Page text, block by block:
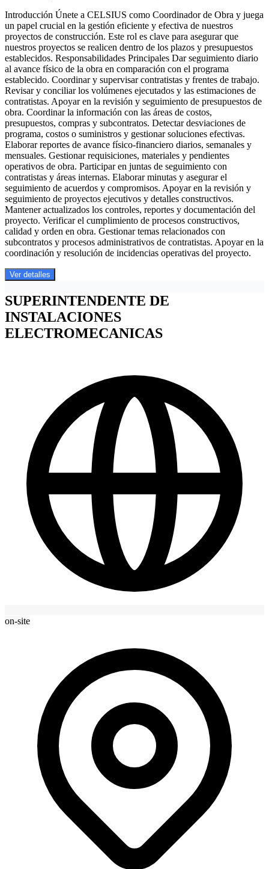
Introducción Únete a CELSIUS como Coordinador de Obra y juega
un papel crucial en la gestión eficiente y efectiva de nuestros
proyectos de construcción. Este rol es clave para asegurar que
nuestros proyectos se realicen dentro de los plazos y presupuestos
establecidos. Responsabilidades Principales Dar seguimiento diario
al avance físico de la obra en comparación con el programa
establecido. Coordinar y supervisar contratistas y frentes de trabajo.
Revisar y conciliar los volúmenes ejecutados y las estimaciones de
contratistas. Apoyar en la revisión y seguimiento de presupuestos de
obra. Coordinar la información con las áreas de costos,
presupuestos, compras y subcontratos. Detectar desviaciones de
programa, costos o suministros y gestionar soluciones efectivas.
Elaborar reportes de avance físico-financiero diarios, semanales y
mensuales. Gestionar requisiciones, materiales y pendientes
operativos de obra. Participar en juntas de seguimiento con
contratistas y áreas internas. Elaborar minutas y asegurar el
seguimiento de acuerdos y compromisos. Apoyar en la revisión y
seguimiento de proyectos ejecutivos y detalles constructivos.
Mantener actualizados los controles, reportes y documentación del
proyecto. Verificar el cumplimiento de procesos constructivos,
calidad y orden en obra. Gestionar temas relacionados con
subcontratos y procesos administrativos de contratistas. Apoyar en la
coordinación y resolución de incidencias operativas del proyecto.
Ver detalles
SUPERINTENDENTE DE
INSTALACIONES
ELECTROMECANICAS
on-site